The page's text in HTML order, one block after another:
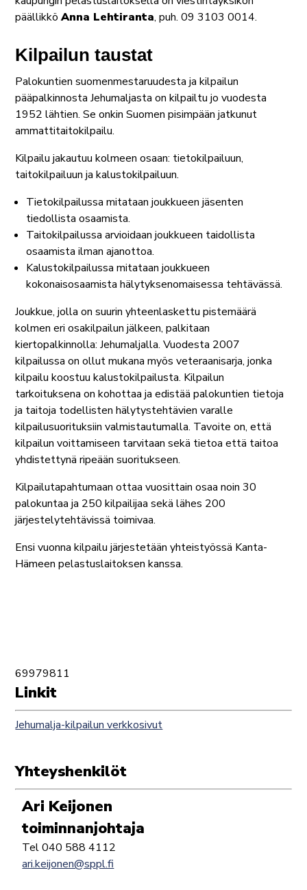
päällikköAnna Lehtiranta, puh. 09 3103 0014.
Kilpailun taustat
Palokuntien suomenmestaruudesta ja kilpailun
pääpalkinnosta Jehumaljasta on kilpailtu jo vuodesta
1952 lähtien. Se onkin Suomen pisimpään jatkunut
ammattitaitokilpailu.
Kilpailu jakautuu kolmeen osaan: tietokilpailuun,
taitokilpailuun ja kalustokilpailuun.
Tietokilpailussa mitataan joukkueen jäsenten
tiedollista osaamista.
Taitokilpailussa arvioidaan joukkueen taidollista
osaamista ilman ajanottoa.
Kalustokilpailussa mitataan joukkueen
kokonaisosaamista hälytyksenomaisessa tehtävässä.
Joukkue, jolla on suurin yhteenlaskettu pistemäärä
kolmen eri osakilpailun jälkeen, palkitaan
kiertopalkinnolla: Jehumaljalla. Vuodesta 2007
kilpailussa on ollut mukana myös veteraanisarja, jonka
kilpailu koostuu kalustokilpailusta. Kilpailun
tarkoituksena on kohottaa ja edistää palokuntien tietoja
ja taitoja todellisten hälytystehtävien varalle
kilpailusuorituksiin valmistautumalla. Tavoite on, että
kilpailun voittamiseen tarvitaan sekä tietoa että taitoa
yhdistettynä ripeään suoritukseen.
Kilpailutapahtumaan ottaa vuosittain osaa noin 30
palokuntaa ja 250 kilpailijaa sekä lähes 200
järjestelytehtävissä toimivaa.
Ensi vuonna kilpailu järjestetään yhteistyössä Kanta-
Hämeen pelastuslaitoksen kanssa.
69979811
Linkit
Jehumalja-kilpailun verkkosivut
Yhteyshenkilöt
Ari Keijonen
toiminnanjohtaja
Tel 040 588 4112
ari.keijonen@sppl.fi